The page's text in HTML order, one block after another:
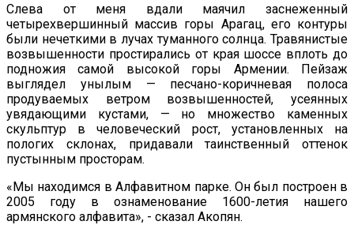
Слева от меня вдали маячил заснеженный
четырехвершинный массив горы Арагац, его контуры
были нечеткими в лучах туманного солнца. Травянистые
возвышенности простирались от края шоссе вплоть до
подножия самой высокой горы Армении. Пейзаж
выглядел унылым — песчано-коричневая полоса
продуваемых ветром возвышенностей, усеянных
увядающими кустами, — но множество каменных
скульптур в человеческий рост, установленных на
пологих склонах, придавали таинственный оттенок
пустынным просторам.
«Мы находимся в Алфавитном парке. Он был построен в
2005 году в ознаменование 1600-летия нашего
армянского алфавита», - сказал Акопян.